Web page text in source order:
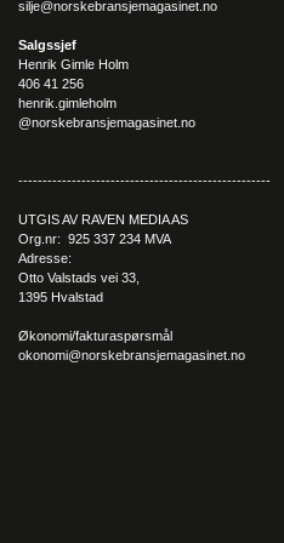
silje@norskebransjemagasinet.no
Salgssjef
Henrik Gimle Holm
406 41 256
henrik.gimleholm
@norskebransjemagasinet.no
----------------------------------------------------
UTGIS AV RAVEN MEDIA AS
Org.nr: 925 337 234 MVA
Adresse:
Otto Valstads vei 33,
1395 Hvalstad
Økonomi/fakturaspørsmål
okonomi@norskebransjemagasinet.no